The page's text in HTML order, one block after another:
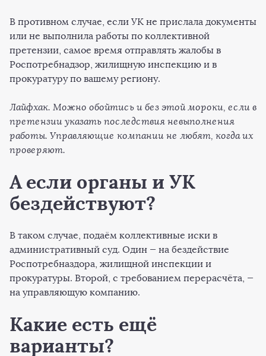
В противном случае, если УК не прислала документы
или не выполнила работы по коллективной
претензии, самое время отправлять жалобы в
Роспотребнадзор, жилищную инспекцию и в
прокуратуру по вашему региону.
Лайфхак. Можно обойтись и без этой мороки, если в
претензии указать последствия невыполнения
работы. Управляющие компании не любят, когда их
проверяют.
А если органы и УК
бездействуют?
В таком случае, подаём коллективные иски в
административный суд. Один — на бездействие
Роспотребназдора, жилищной инспекции и
прокуратуры. Второй, с требованием перерасчёта, —
на управляющую компанию.
Какие есть ещё
варианты?